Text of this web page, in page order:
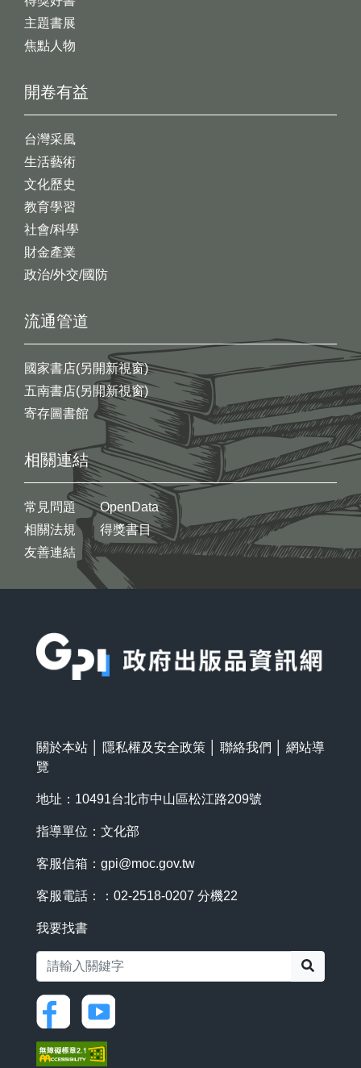
開卷有益
台灣采風
生活藝術
文化歷史
教育學習
社會/科學
財金產業
政治/外交/國防
主題書展
焦點人物
流通管道
國家書店(另開新視窗)
五南書店(另開新視窗)
寄存圖書館
相關連結
常見問題
相關法規
友善連結
OpenData
得獎書目
關於本站 隱私權及安全政策 聯絡我們
網站導
覽
地址：10491台北市中山區松江路209號
指導單位：文化部
客服信箱： gpi@moc.gov.tw
客服電話：：02-2518-0207 分機22
我要找書